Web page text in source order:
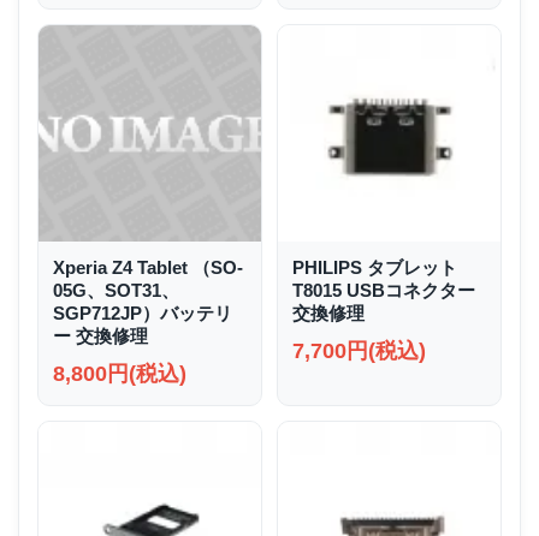
Xperia Z4 Tablet （SO-
05G、SOT31、
SGP712JP）バッテリ
ー 交換修理
8,800円(税込)
PHILIPS タブレット
T8015 USBコネクター
交換修理
7,700円(税込)